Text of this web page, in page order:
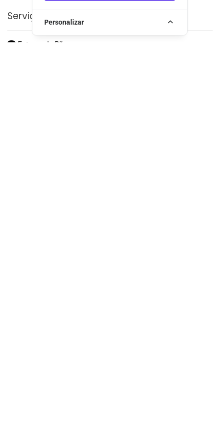
Serviços Adicionais
Entrega de Pão
Personalizar